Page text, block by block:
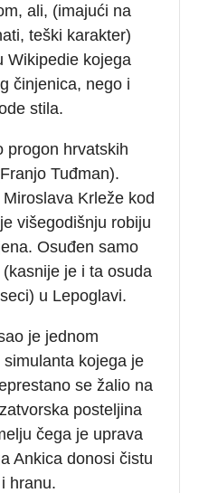
ali, (imajući na
teški karakter)
Wikipedie kojega
činjenica, nego i
stila.
progon hrvatskih
Tuđman).
Krleže kod
višegodišnju robiju
Osuđen samo
je i ta osuda
u Lepoglavi.
je jednom
kojega je
se žalio na
posteljina
čega je uprava
Ankica donosi čistu
hranu.